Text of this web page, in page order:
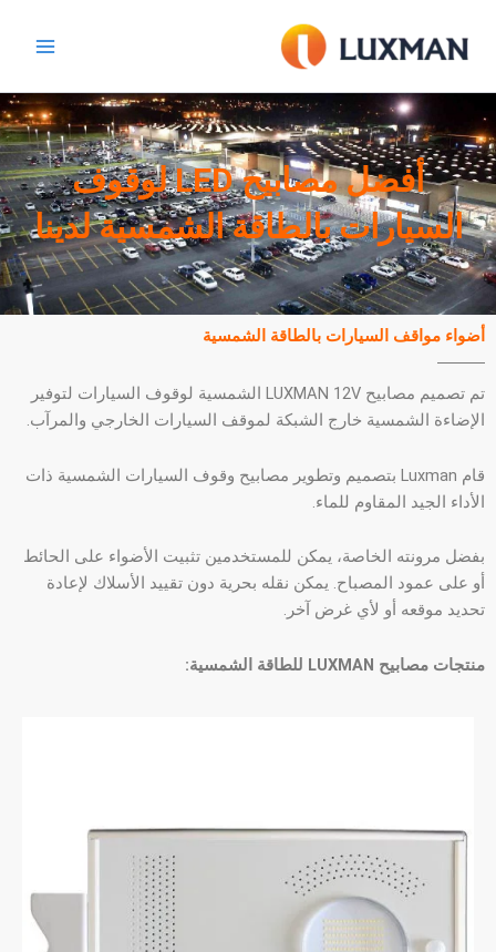
المحتوى
أفضل مصابيح LED لوقوف
السيارات بالطاقة الشمسية لدينا
أضواء مواقف السيارات بالطاقة الشمسية
تم تصميم مصابيح LUXMAN 12V الشمسية لوقوف السيارات لتوفير
الإضاءة الشمسية خارج الشبكة لموقف السيارات الخارجي والمرآب.
قام Luxman بتصميم وتطوير مصابيح وقوف السيارات الشمسية ذات
الأداء الجيد المقاوم للماء.
بفضل مرونته الخاصة، يمكن للمستخدمين تثبيت الأضواء على الحائط
أو على عمود المصباح. يمكن نقله بحرية دون تقييد الأسلاك لإعادة
تحديد موقعه أو لأي غرض آخر.
منتجات مصابيح LUXMAN للطاقة الشمسية: